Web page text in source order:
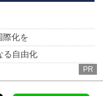
際化を
る自由化
PR